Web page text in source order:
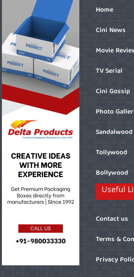
Home
Cini News
Movie
TV Serial
Cini Gossip
Photo
Sandalwood
Tollywood
Bollywood
Useful
Contact us
Terms &
Privacy